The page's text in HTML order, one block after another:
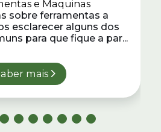
e Maquinas
sobre ferramentas a
esclarecer alguns dos
para que fique a par...
mais